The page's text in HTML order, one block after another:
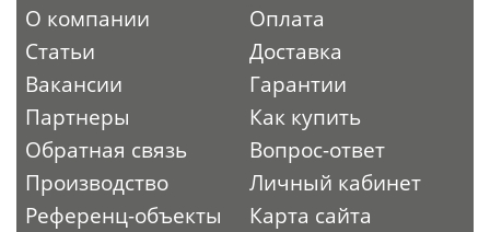
О компании
Статьи
Вакансии
Партнеры
Обратная связь
Производство
Референц-объекты
Оплата
Доставка
Гарантии
Как купить
Вопрос-ответ
Личный кабинет
Карта сайта